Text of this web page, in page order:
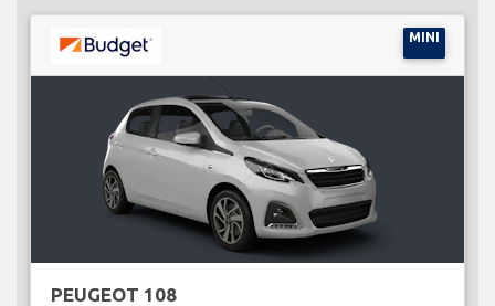
MINI
PEUGEOT 108